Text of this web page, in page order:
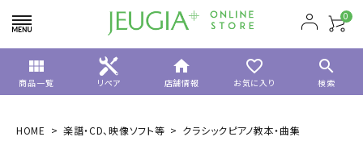
0
view_module
商品一覧 リペア
home
店舗情報
favorite_border
お気に入り
search
検索
HOME 楽譜・CD、映像ソフト等
クラシックピアノ教本・曲集